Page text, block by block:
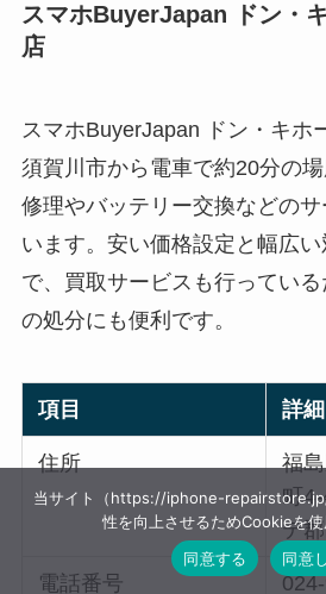
スマホBuyerJapan ドン・
店
スマホBuyerJapan ドン・キホ
須賀川市から電車で約20分の
修理やバッテリー交換などの
います。安い価格設定と幅広
で、買取サービスも行ってい
の処分にも便利です。
項目 詳細
住所
福
町
テ
電話番号
当サイト（https://iphone-
性を向上させるためCookieを
同意する
同意